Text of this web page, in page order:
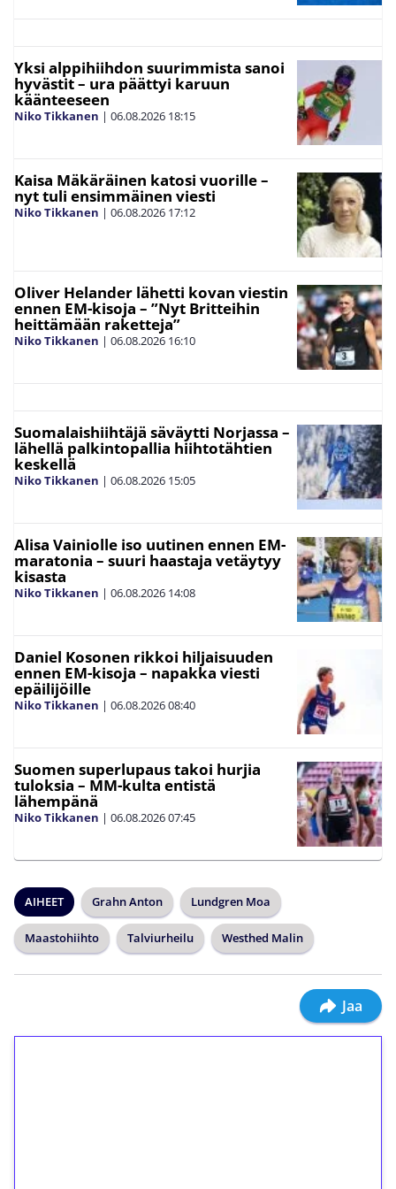
Yksi alppihiihdon suurimmista sanoi
hyvästit – ura päättyi karuun
käänteeseen
Niko Tikkanen | 06.08.2026 18:15
Kaisa Mäkäräinen katosi vuorille –
nyt tuli ensimmäinen viesti
Niko Tikkanen | 06.08.2026 17:12
Oliver Helander lähetti kovan viestin
ennen EM-kisoja – ”Nyt Britteihin
heittämään raketteja”
Niko Tikkanen | 06.08.2026 16:10
Suomalaishiihtäjä säväytti Norjassa –
lähellä palkintopallia hiihtotähtien
keskellä
Niko Tikkanen | 06.08.2026 15:05
Alisa Vainiolle iso uutinen ennen EM-
maratonia – suuri haastaja vetäytyy
kisasta
Niko Tikkanen | 06.08.2026 14:08
Daniel Kosonen rikkoi hiljaisuuden
ennen EM-kisoja – napakka viesti
epäilijöille
Niko Tikkanen | 06.08.202608:40
Suomen superlupaus takoi hurjia
tuloksia – MM-kulta entistä
lähempänä
Niko Tikkanen | 06.08.202607:45
AIHEET Grahn Anton Lundgren Moa
Maastohiihto Talviurheilu Westhed Malin
Jaa